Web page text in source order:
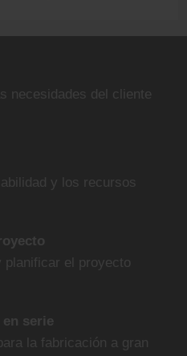
necesidades del cliente
y los recursos
planificar el proyecto
serie
la fabricación a gran